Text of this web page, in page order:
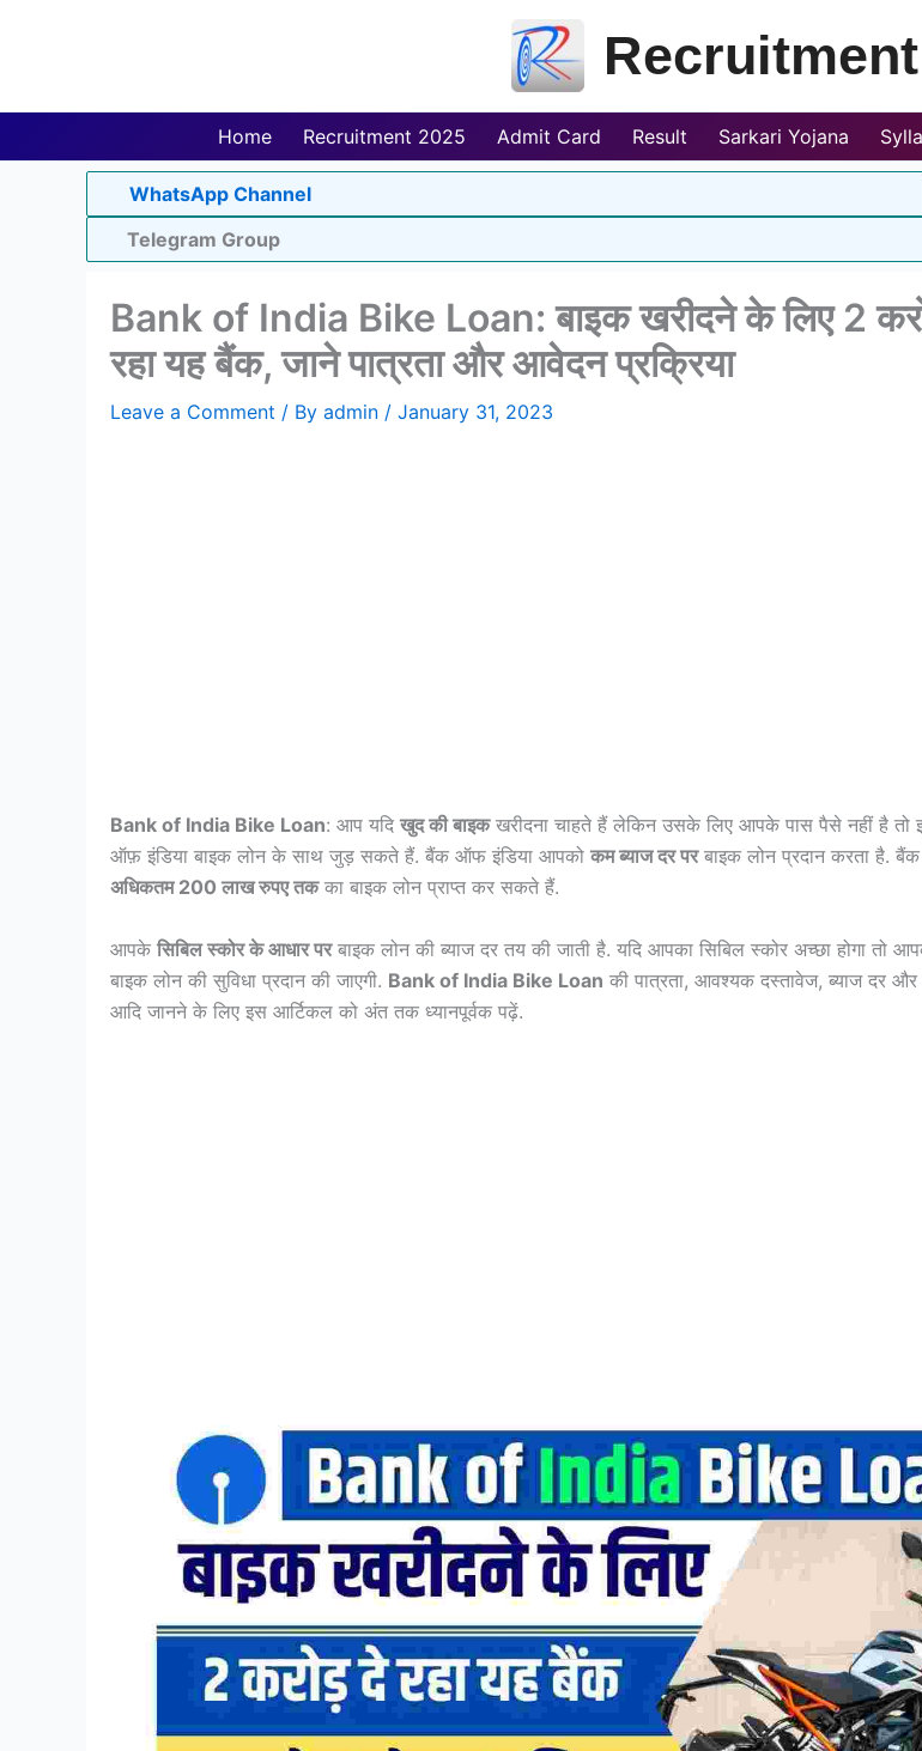
Home Recruitment 2025 Admit Card Result Sarkari Yojana
WhatsApp Channel
Telegram Group
Bank of India Bike Loan: बाइक खरीदने के लिए 2
रहा यह बैंक, जाने पात्रता और आवेदन प्रक्रिया
Leave a Comment / By admin / January 31, 2023
Bank of India Bike Loan: आप यदि खुद की बाइकखरीदना चाहते हैं लेकिन उसके लिए आपके पास पैसे नहीं है तो
ऑफ़ इंडिया बाइक लोन के साथ जुड़ सकते हैं. बैंक ऑफ इंडिया आपको कम ब्याज दर परबाइक लोन प्रदान करता है.
अधिकतम 200 लाख रुपए तकका बाइक लोन प्राप्त कर सकते हैं.
आपके सिबिल स्कोर के आधार परबाइक लोन की ब्याज दर तय की जाती है. यदि आपका सिबिल स्कोर अच्छा होगा तो
बाइक लोन की सुविधा प्रदान की जाएगी. Bank of India Bike Loan की पात्रता, आवश्यक दस्तावेज, ब्याज दर
आदि जानने के लिए इस आर्टिकल को अंत तक ध्यानपूर्वक पढ़ें.